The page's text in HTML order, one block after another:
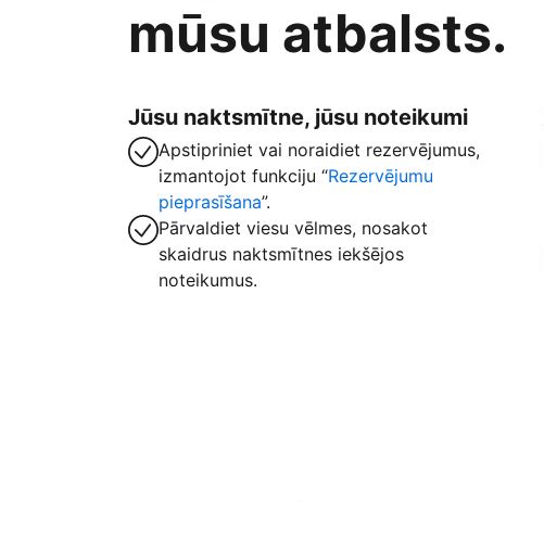
mūsu atbalsts.
Jūsu naktsmītne, jūsu noteikumi
Apstipriniet vai noraidiet rezervējumus,
izmantojot funkciju “Rezervējumu
pieprasīšana”.
Pārvaldiet viesu vēlmes, nosakot
skaidrus naktsmītnes iekšējos
noteikumus.
Izvietot piedāvājumu mūsu platformā